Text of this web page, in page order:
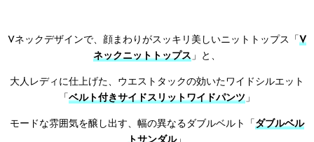
Vネックデザインで、顔まわりがスッキリ美しいニットトップス「 V
ネックニットトップス」と、
大人レディに仕上げた、ウエストタックの効いたワイドシルエット
「 ベルト付きサイドスリットワイドパンツ」
モードな雰囲気を醸し出す、幅の異なるダブルベルト「 ダブルベル